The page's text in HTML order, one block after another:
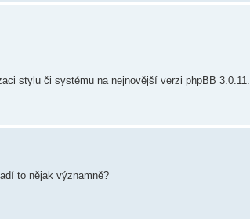
stylu či systému na nejnovější verzi phpBB 3.0.11.
to nějak významně?